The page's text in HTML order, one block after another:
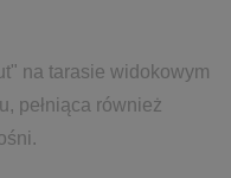
na tarasie widokowym
pełniąca również